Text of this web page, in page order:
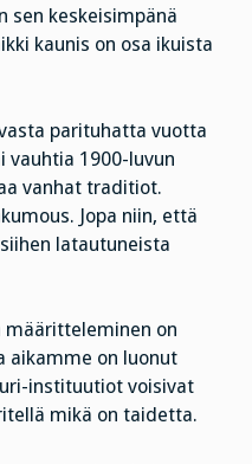
sen keskeisimpänä
kaunis on osa ikuista
parituhatta vuotta
vauhtia 1900-luvun
vanhat traditiot.
Jopa niin, että
latautuneista
määritteleminen on
aikamme on luonut
instituutiot voisivat
mikä on taidetta.